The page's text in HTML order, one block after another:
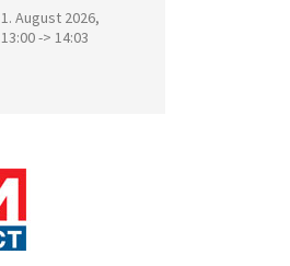
1. August 2026,
13:00 -> 14:03